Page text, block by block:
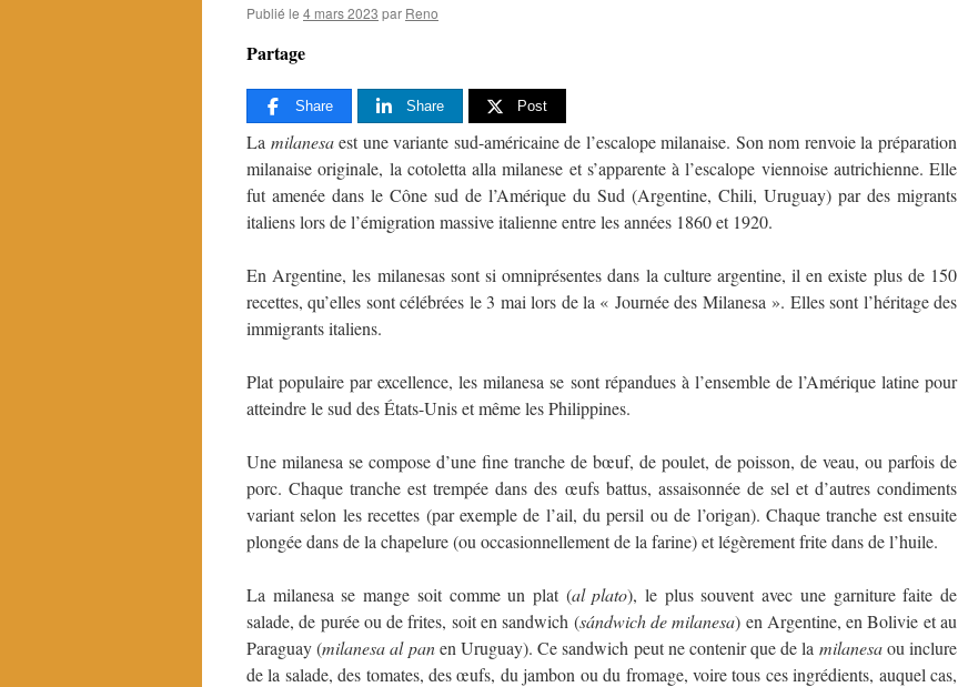
Publié le 4 mars 2023 par Reno
Partage
Share Share Post
La milanesaest une variante sud-américaine de l’escalope milanaise. Son nom renvoie la préparation
milanaise originale, la cotoletta alla milanese et s’apparente à l’escalope viennoise autrichienne. Elle
fut amenée dans le Cône sud de l’Amérique du Sud (Argentine, Chili, Uruguay) par des migrants
italiens lors de l’émigration massive italienne entre les années 1860 et 1920.
En Argentine, les milanesas sont si omniprésentes dans la culture argentine, il en existe plus de 150
recettes, qu’elles sont célébrées le 3 mai lors de la « Journée des Milanesa ». Elles sont l’héritage des
immigrants italiens.
Plat populaire par excellence, les milanesa se sont répandues à l’ensemble de l’Amérique latine pour
atteindre le sud des États-Unis et même les Philippines.
Une milanesa se compose d’une fine tranche de bœuf, de poulet, de poisson, de veau, ou parfois de
porc. Chaque tranche est trempée dans des œufs battus, assaisonnée de sel et d’autres condiments
variant selon les recettes (par exemple de l’ail, du persil ou de l’origan). Chaque tranche est ensuite
plongée dans de la chapelure (ou occasionnellement de la farine) et légèrement frite dans de l’huile.
La milanesa se mange soit comme un plat (al plato), le plus souvent avec une garniture faite de
salade, de purée ou de frites, soit en sandwich (sándwich de milanesa) en Argentine, en Bolivie et au
Paraguay (milanesa al panen Uruguay). Ce sandwich peut ne contenir que de la milanesaou inclure
de la salade, des tomates, des œufs, du jambon ou du fromage, voire tous ces ingrédients, auquel cas,